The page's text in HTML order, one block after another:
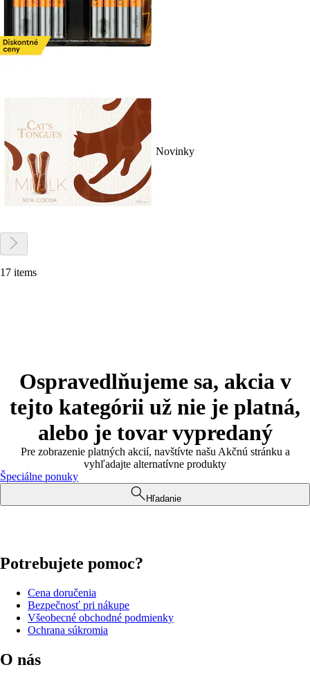
Novinky
17 items
Ospravedlňujeme sa, akcia v
tejto kategórii už nie je platná,
alebo je tovar vypredaný
Pre zobrazenie platných akcií, navštívte našu Akčnú stránku a
vyhľadajte alternatívne produkty
Špeciálne ponuky
Hľadanie
Potrebujete pomoc?
Cena doručenia
Bezpečnosť pri nákupe
Všeobecné obchodné podmienky
Ochrana súkromia
O nás